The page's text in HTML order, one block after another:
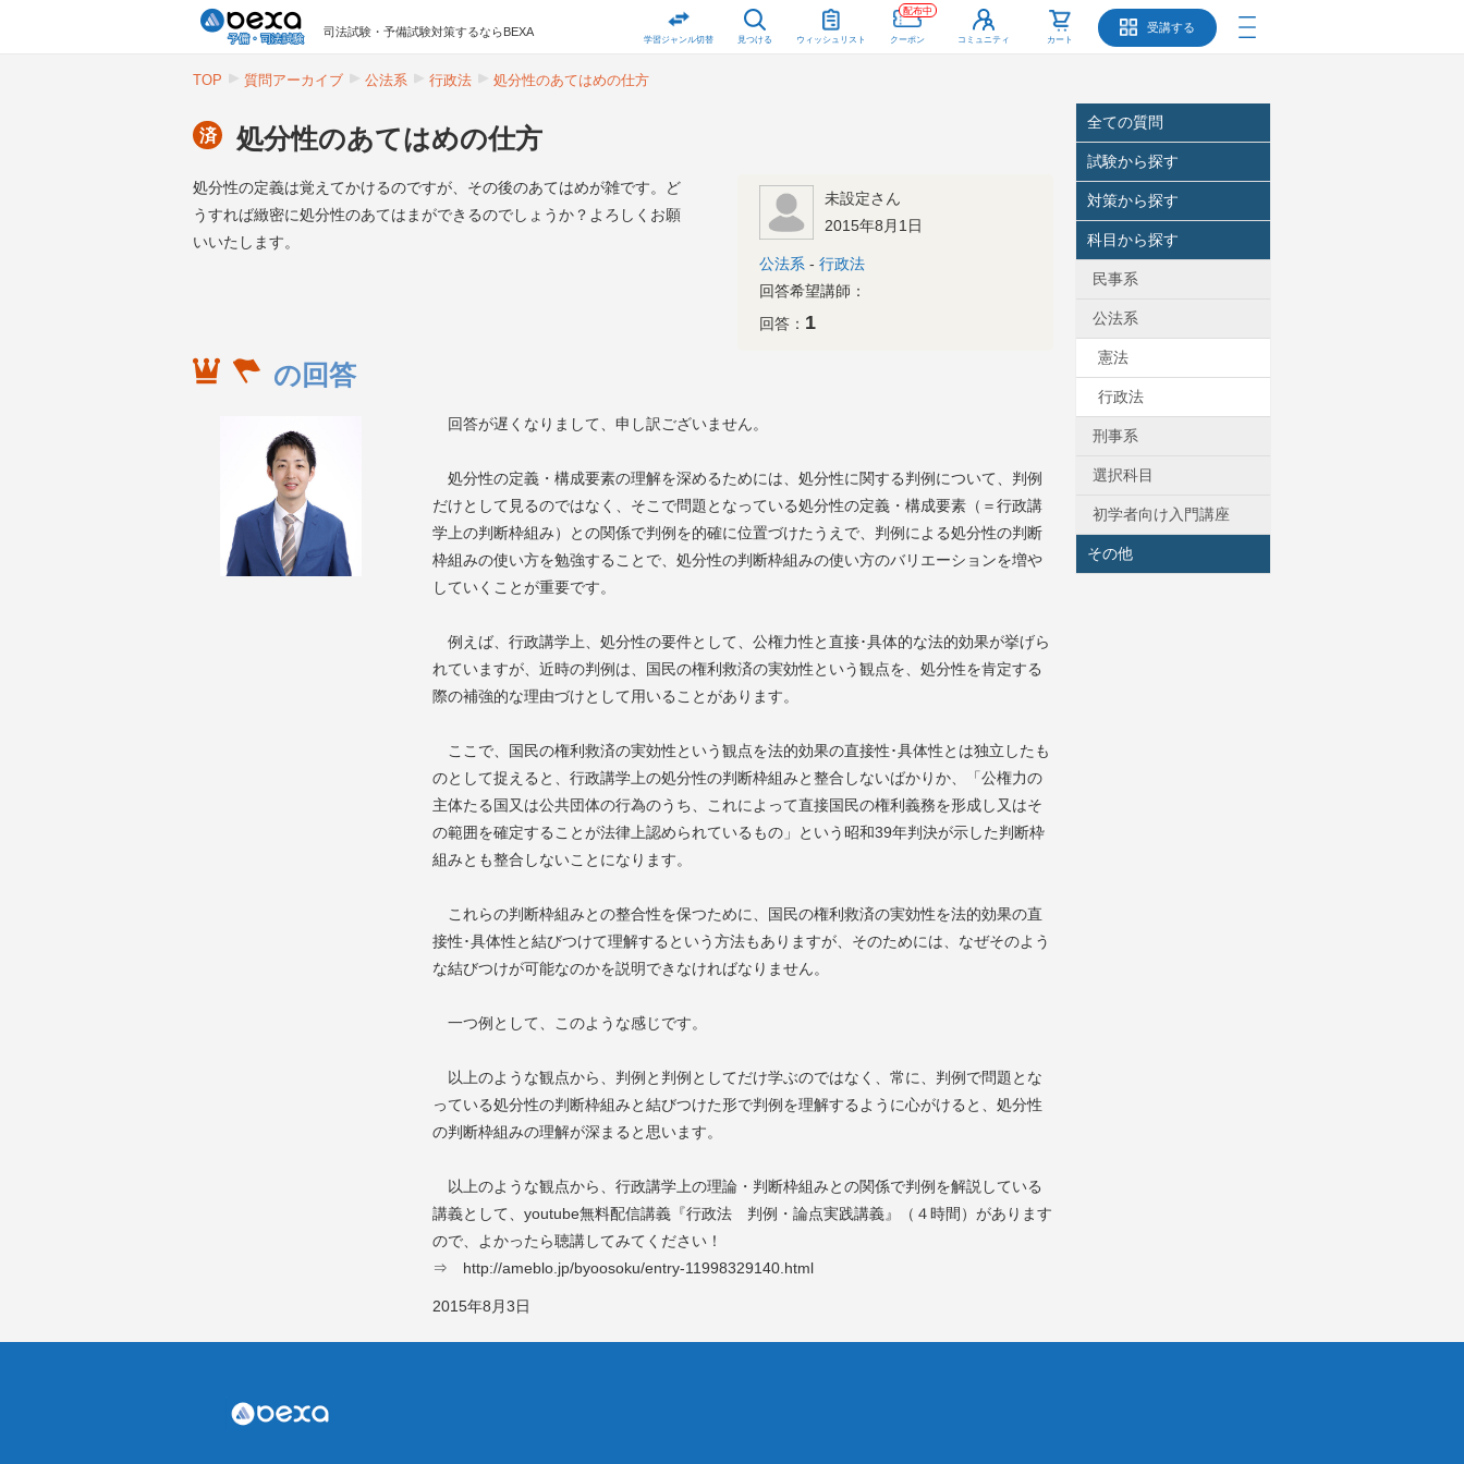
司法試験・予備試験対策するならBEXA
学習ジャンル切替 見つける ウィッシュリスト クーポン
配布中
コミュニティ カート
受講する
TOP 質問アーカイブ 公法系 行政法 処分性のあてはめの仕方
済 処分性のあてはめの仕方
処分性の定義は覚えてかけるのですが、その後のあてはめが雑です。ど
うすれば緻密に処分性のあてはまができるのでしょうか？よろしくお願
いいたします。
未設定さん
2015年8月1日
公法系 - 行政法
回答希望講師：
回答： 1
の回答
回答が遅くなりまして、申し訳ございません。
処分性の定義・構成要素の理解を深めるためには、処分性に関する判例について、判例
だけとして見るのではなく、そこで問題となっている処分性の定義・構成要素（＝行政講
学上の判断枠組み）との関係で判例を的確に位置づけたうえで、判例による処分性の判断
枠組みの使い方を勉強することで、処分性の判断枠組みの使い方のバリエーションを増や
していくことが重要です。
例えば、行政講学上、処分性の要件として、公権力性と直接･具体的な法的効果が挙げら
れていますが、近時の判例は、国民の権利救済の実効性という観点を、処分性を肯定する
際の補強的な理由づけとして用いることがあります。
ここで、国民の権利救済の実効性という観点を法的効果の直接性･具体性とは独立したも
のとして捉えると、行政講学上の処分性の判断枠組みと整合しないばかりか、「公権力の
主体たる国又は公共団体の行為のうち、これによって直接国民の権利義務を形成し又はそ
の範囲を確定することが法律上認められているもの」という昭和39年判決が示した判断枠
組みとも整合しないことになります。
これらの判断枠組みとの整合性を保つために、国民の権利救済の実効性を法的効果の直
接性･具体性と結びつけて理解するという方法もありますが、そのためには、なぜそのよう
な結びつけが可能なのかを説明できなければなりません。
一つ例として、このような感じです。
以上のような観点から、判例と判例としてだけ学ぶのではなく、常に、判例で問題とな
っている処分性の判断枠組みと結びつけた形で判例を理解するように心がけると、処分性
の判断枠組みの理解が深まると思います。
以上のような観点から、行政講学上の理論・判断枠組みとの関係で判例を解説している
講義として、youtube無料配信講義『行政法 判例・論点実践講義』（４時間）があります
ので、よかったら聴講してみてください！
⇒ http://ameblo.jp/byoosoku/entry-11998329140.html
2015年8月3日
全ての質問
試験から探す
対策から探す
科目から探す
民事系
公法系
憲法
行政法
刑事系
選択科目
初学者向け入門講座
その他